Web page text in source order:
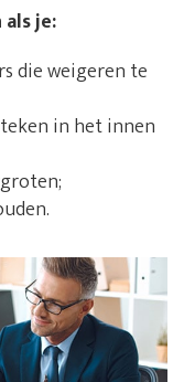
je:
die weigeren te
in het innen